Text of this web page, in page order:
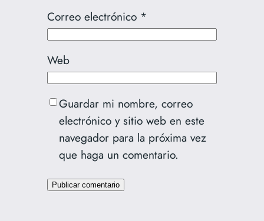
Correo electrónico *
Web
Guardar mi nombre, correo
electrónico y sitio web en este
navegador para la próxima vez
que haga un comentario.